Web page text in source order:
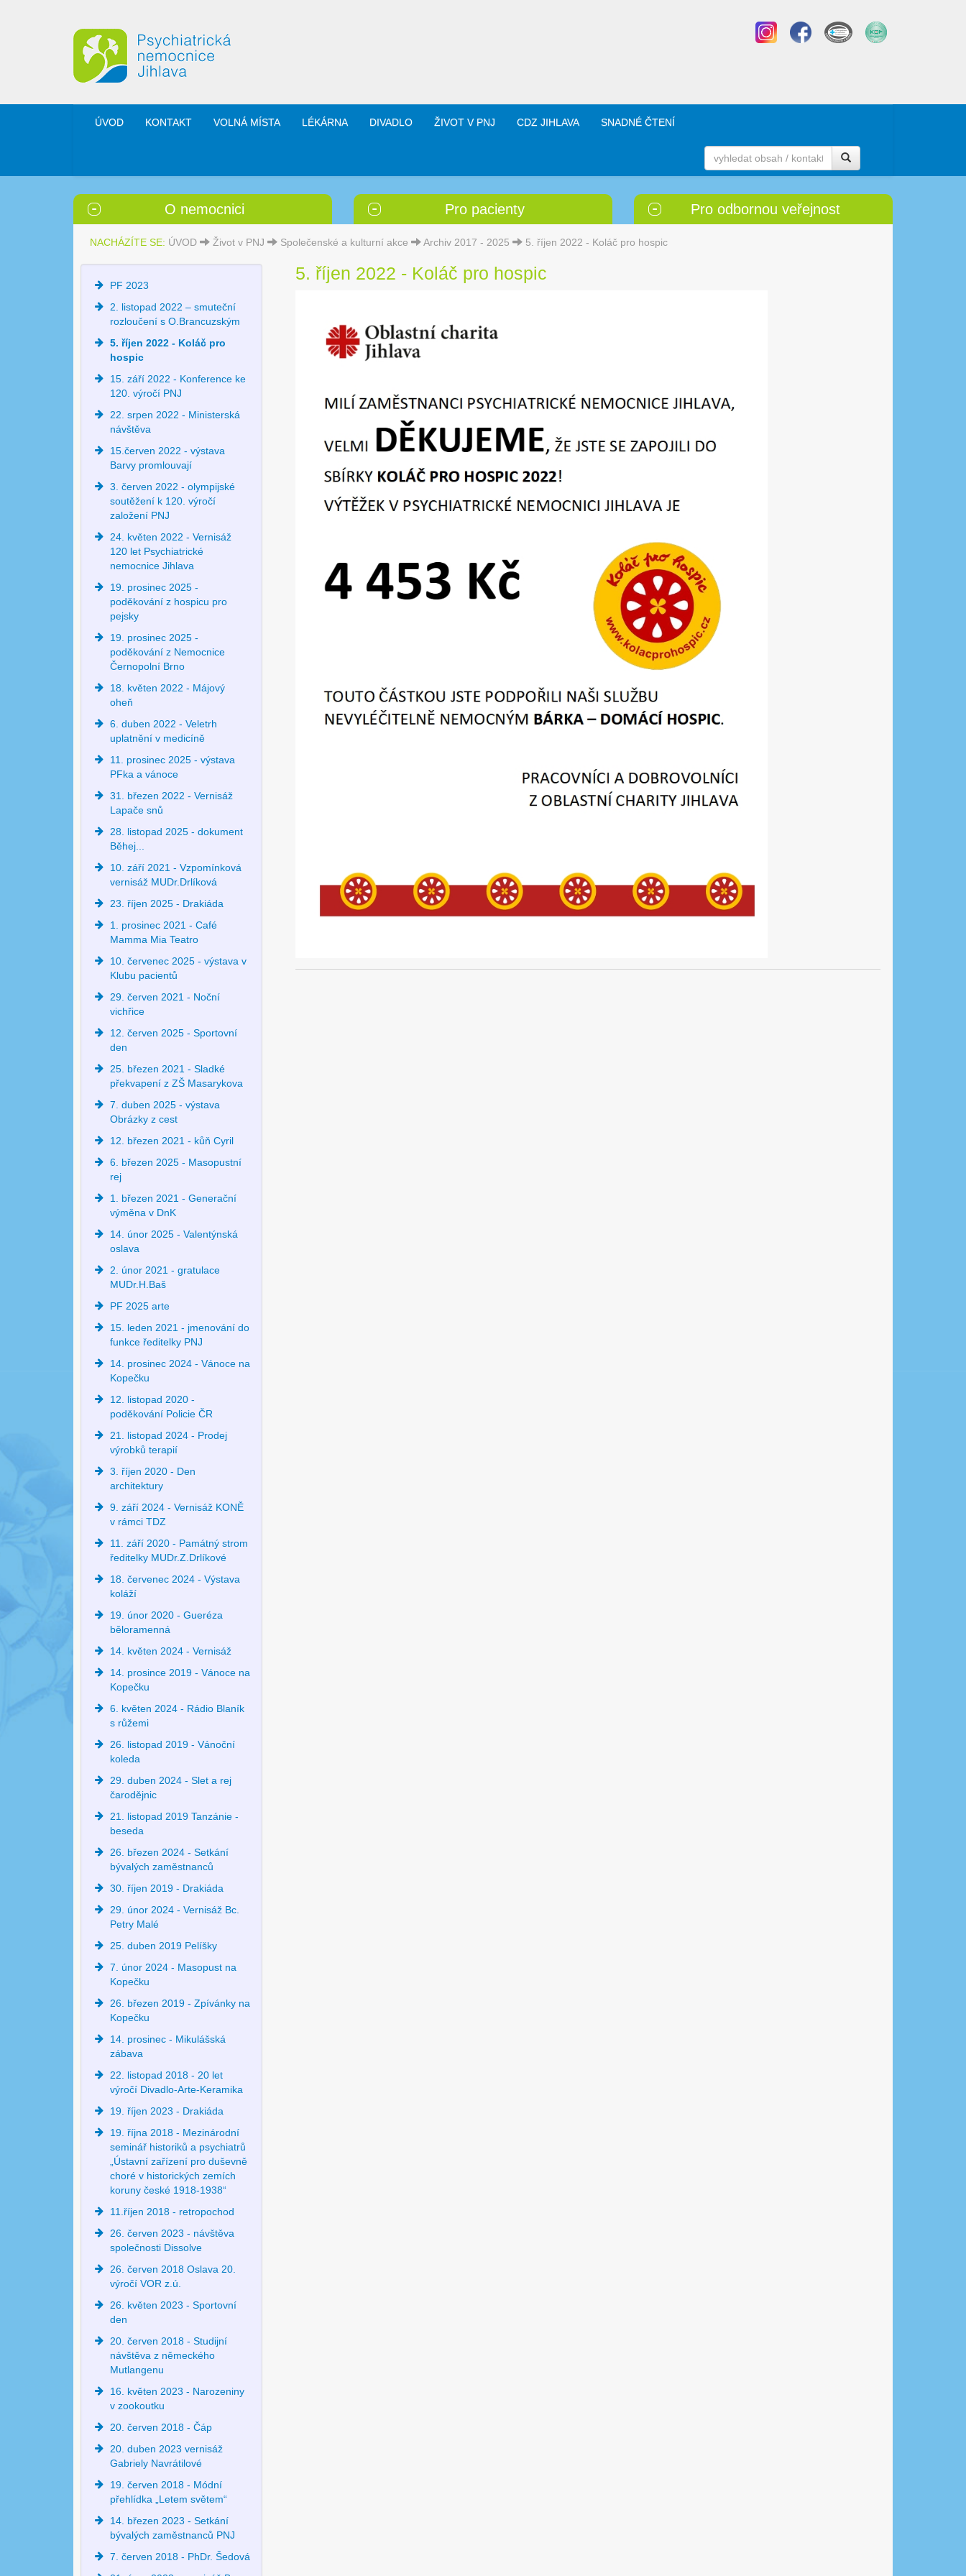
ÚVOD KONTAKT VOLNÁ MÍSTA LÉKÁRNA DIVADLO ŽIVOT V PNJ CDZ JIHLAVA SNADNÉ ČTENÍ
O nemocnici Pro pacienty Pro odbornou veřejnost
NACHÁZÍTE SE: ÚVOD Život v PNJ Společenské a kulturní akce Archiv 2017 - 2025 5. říjen 2022 - Koláč pro hospic
PF 2023
2. listopad 2022 – smuteční
rozloučení s O.Brancuzským
5. říjen 2022 - Koláč pro
hospic
15. září 2022 - Konference ke
120. výročí PNJ
22. srpen 2022 - Ministerská
návštěva
15.červen 2022 - výstava
Barvy promlouvají
3. červen 2022 - olympijské
soutěžení k 120. výročí
založení PNJ
24. květen 2022 - Vernisáž
120 let Psychiatrické
nemocnice Jihlava
19. prosinec 2025 -
poděkování z hospicu pro
pejsky
19. prosinec 2025 -
poděkování z Nemocnice
Černopolní Brno
18. květen 2022 - Májový
oheň
6. duben 2022 - Veletrh
uplatnění v medicíně
11. prosinec 2025 - výstava
PFka a vánoce
31. březen 2022 - Vernisáž
Lapače snů
28. listopad 2025 - dokument
Běhej...
10. září 2021 - Vzpomínková
vernisáž MUDr.Drlíková
23. říjen 2025 - Drakiáda
1. prosinec 2021 - Café
Mamma Mia Teatro
10. červenec 2025 - výstava v
Klubu pacientů
29. červen 2021 - Noční
vichřice
12. červen 2025 - Sportovní
den
25. březen 2021 - Sladké
překvapení z ZŠ Masarykova
7. duben 2025 - výstava
Obrázky z cest
12. březen 2021 - kůň Cyril
6. březen 2025 - Masopustní
rej
1. březen 2021 - Generační
výměna v DnK
14. únor 2025 - Valentýnská
oslava
2. únor 2021 - gratulace
MUDr.H.Baš
PF 2025 arte
15. leden 2021 - jmenování do
funkce ředitelky PNJ
14. prosinec 2024 - Vánoce na
Kopečku
12. listopad 2020 -
poděkování Policie ČR
21. listopad 2024 - Prodej
výrobků terapií
3. říjen 2020 - Den
architektury
9. září 2024 - Vernisáž KONĚ
v rámci TDZ
11. září 2020 - Památný strom
ředitelky MUDr.Z.Drlíkové
18. červenec 2024 - Výstava
koláží
19. únor 2020 - Gueréza
běloramenná
14. květen 2024 - Vernisáž
14. prosince 2019 - Vánoce na
Kopečku
6. květen 2024 - Rádio Blaník
s růžemi
26. listopad 2019 - Vánoční
koleda
29. duben 2024 - Slet a rej
čarodějnic
21. listopad 2019 Tanzánie -
beseda
26. březen 2024 - Setkání
bývalých zaměstnanců
30. říjen 2019 - Drakiáda
29. únor 2024 - Vernisáž Bc.
Petry Malé
25. duben 2019 Pelíšky
7. únor 2024 - Masopust na
Kopečku
26. březen 2019 - Zpívánky na
Kopečku
14. prosinec - Mikulášská
zábava
22. listopad 2018 - 20 let
výročí Divadlo-Arte-Keramika
19. říjen 2023 - Drakiáda
19. října 2018 - Mezinárodní
seminář historiků a psychiatrů
„Ústavní zařízení pro duševně
choré v historických zemích
koruny české 1918-1938“
11.říjen 2018 - retropochod
26. červen 2023 - návštěva
společnosti Dissolve
26. červen 2018 Oslava 20.
výročí VOR z.ú.
26. květen 2023 - Sportovní
den
20. červen 2018 - Studijní
návštěva z německého
Mutlangenu
16. květen 2023 - Narozeniny
v zookoutku
20. červen 2018 - Čáp
20. duben 2023 vernisáž
Gabriely Navrátilové
19. červen 2018 - Módní
přehlídka „Letem světem“
14. březen 2023 - Setkání
bývalých zaměstnanců PNJ
7. červen 2018 - PhDr. Šedová
5. říjen 2022 - Koláč pro hospic